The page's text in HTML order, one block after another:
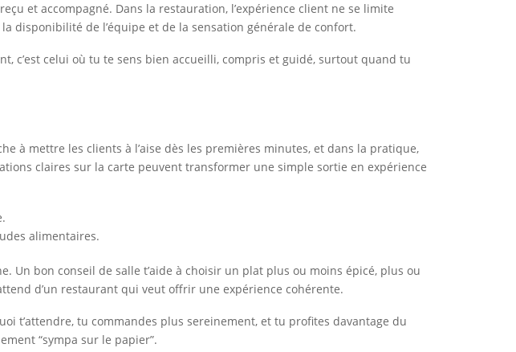
et accompagné. Dans la restauration, l’expérience client ne se limite
disponibilité de l’équipe et de la sensation générale de confort.
c’est celui où tu te sens bien accueilli, compris et guidé, surtout quand tu
à mettre les clients à l’aise dès les premières minutes, et dans la pratique,
claires sur la carte peuvent transformer une simple sortie en expérience
alimentaires.
bon conseil de salle t’aide à choisir un plat plus ou moins épicé, plus ou
d’un restaurant qui veut offrir une expérience cohérente.
t’attendre, tu commandes plus sereinement, et tu profites davantage du
“sympa sur le papier”.